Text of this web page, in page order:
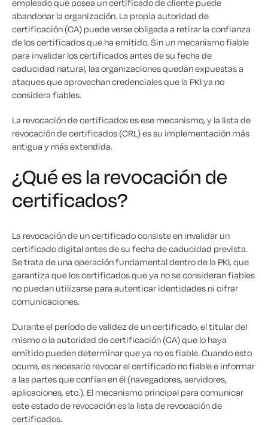
empleado que posea un certificado de cliente puede
abandonar la organización. La propia autoridad de
certificación (CA) puede verse obligada a retirar la confianza
de los certificados que ha emitido. Sin un mecanismo fiable
para invalidar los certificados antes de su fecha de
caducidad natural, las organizaciones quedan expuestas a
ataques que aprovechan credenciales que la PKI ya no
considera fiables.
La revocación de certificados es ese mecanismo, y la lista de
revocación de certificados (CRL) es su implementación más
antigua y más extendida.
¿Qué es la revocación de
certificados?
La revocación de un certificado consiste en invalidar un
certificado digital antes de su fecha de caducidad prevista.
Se trata de una operación fundamental dentro de la PKI, que
garantiza que los certificados que ya no se consideran fiables
no puedan utilizarse para autenticar identidades ni cifrar
comunicaciones.
Durante el período de validez de un certificado, el titular del
mismo o la autoridad de certificación (CA) que lo haya
emitido pueden determinar que ya no es fiable. Cuando esto
ocurre, es necesario revocar el certificado no fiable e informar
a las partes que confían en él (navegadores, servidores,
aplicaciones, etc.). El mecanismo principal para comunicar
este estado de revocación es la lista de revocación de
certificados.